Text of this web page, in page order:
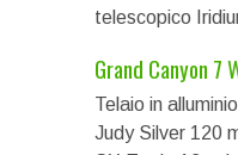
telescopico
Grand Canyon 7
Telaio in
Judy Silver 120